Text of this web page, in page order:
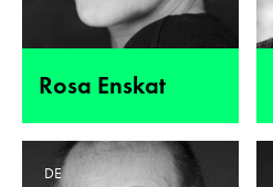
Rosa Enskat
DE